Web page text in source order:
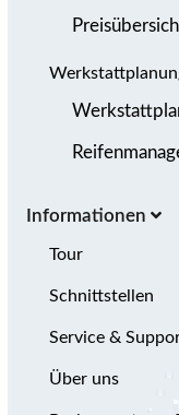
Informationen
Tour
Schnittstellen
Service &
Über uns